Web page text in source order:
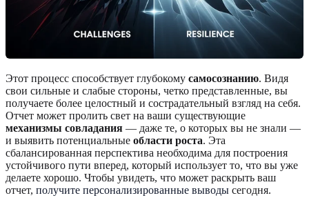
Этот процесс способствует глубокому самосознанию. Видя
свои сильные и слабые стороны, четко представленные, вы
получаете более целостный и сострадательный взгляд на себя.
Отчет может пролить свет на ваши существующие
механизмы совладания — даже те, о которых вы не знали —
и выявить потенциальные области роста. Эта
сбалансированная перспектива необходима для построения
устойчивого пути вперед, который использует то, что вы уже
делаете хорошо. Чтобы увидеть, что может раскрыть ваш
отчет, получите персонализированные выводы сегодня.